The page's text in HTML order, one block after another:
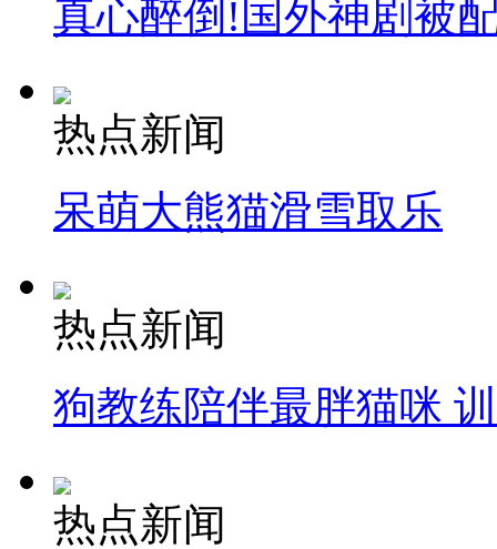
真心醉倒!国外神剧被
热点新闻
呆萌大熊猫滑雪取乐
热点新闻
狗教练陪伴最胖猫咪
热点新闻